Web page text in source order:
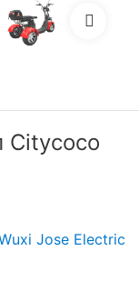
Citycoco
Jose Electric